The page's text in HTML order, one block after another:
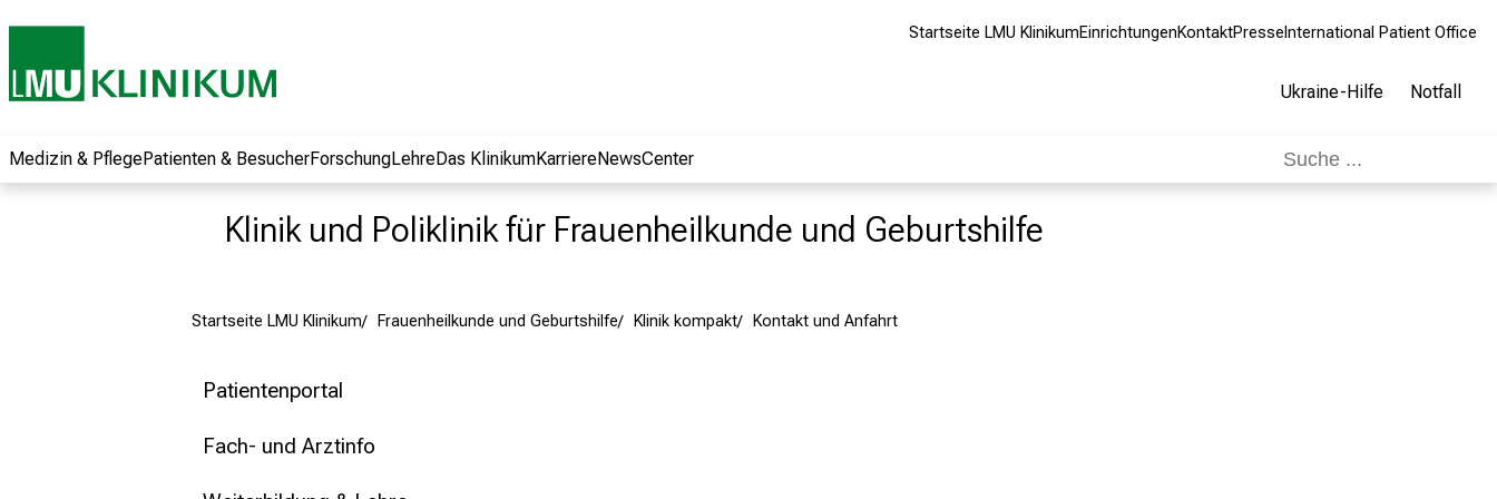
Startseite LMU KlinikumEinrichtungenKontaktPresse International Patient Office
Ukraine-Hilfe Notfall
Medizin & PflegePatienten & BesucherForschungLehreDas KlinikumKarriereNewsCenter
Klinik und Poliklinik für Frauenheilkunde und Geburtshilfe
Startseite LMU Klinikum Frauenheilkunde und Geburtshilfe Klinik kompakt Kontakt und Anfahrt
Patientenportal
Fach- und Arztinfo
Informationen zu
Jobs, Ausbildungen
Weiterbildungen.
Kommen Sie
begeistern – ganz
ohne Anmeldung.